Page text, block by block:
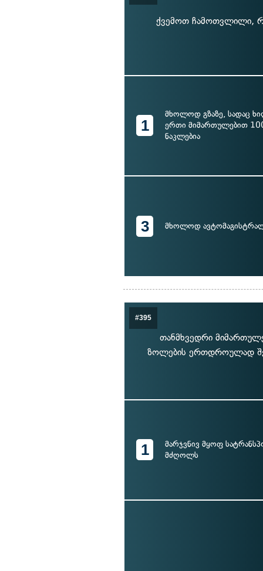
ქვემოთ ჩამოთვლილი,
1
მხოლოდ გზაზე, სადაც
ერთი მიმართულებით
ნაკლებია
3 მხოლოდ
#395
თანმხვედრი
ზოლების ერთდროულად
1
მარჯვნივ მყოფ
მძღოლს